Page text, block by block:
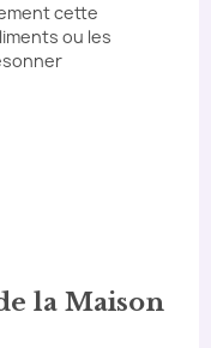
cette
ou les
la Maison